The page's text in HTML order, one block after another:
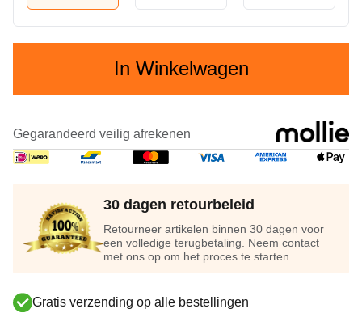
In Winkelwagen
Gegarandeerd veilig afrekenen
30 dagen retourbeleid
Retourneer artikelen binnen 30 dagen voor
een volledige terugbetaling. Neem contact
met ons op om het proces te starten.
Gratis verzending op alle bestellingen